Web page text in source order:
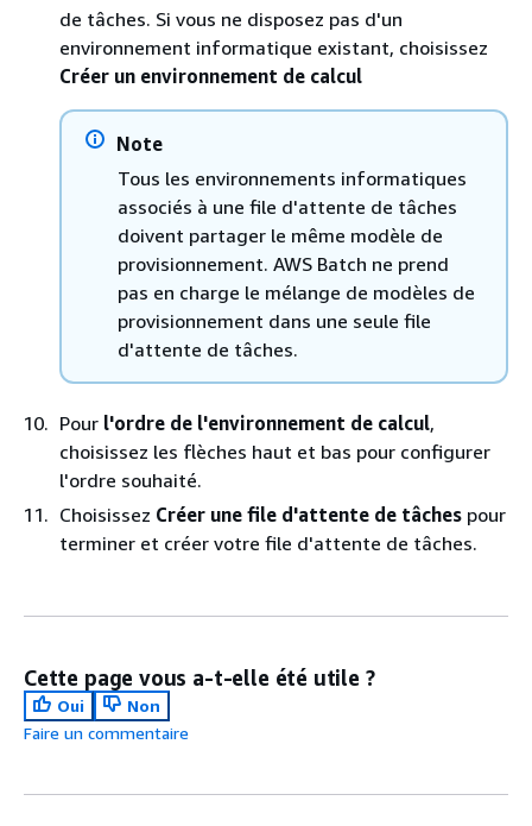
de tâches. Si vous ne disposez pas d'un
environnement informatique existant, choisissez
Créer un environnement de calcul
Note
Tous les environnements informatiques
associés à une file d'attente de tâches
doivent partager le même modèle de
provisionnement. AWS Batch ne prend
pas en charge le mélange de modèles de
provisionnement dans une seule file
d'attente de tâches.
Pour l'ordre de l'environnement de calcul,
choisissez les flèches haut et bas pour configurer
l'ordre souhaité.
Choisissez Créer une file d'attente de tâches pour
terminer et créer votre file d'attente de tâches.
Cette page vous a-t-elle été utile ?
Oui
Non
Faire un commentaire